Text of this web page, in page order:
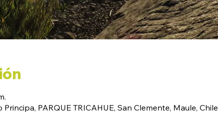
PARQUE TRICAHUE, San Clemente, Maule, Chile